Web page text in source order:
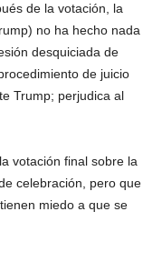
de la votación, la
no ha hecho nada
desquiciada de
de juicio
Trump; perjudica al
votación final sobre la
celebración, pero que
miedo a que se